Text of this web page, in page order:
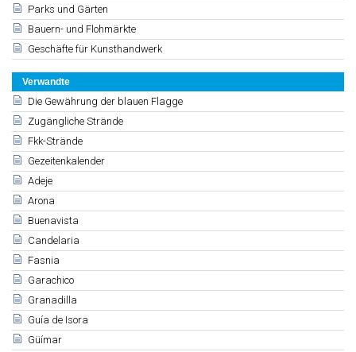
Parks und Gärten
Bauern- und Flohmärkte
Geschäfte für Kunsthandwerk
Verwandte
Die Gewährung der blauen Flagge
Zugängliche Strände
Fkk-Strände
Gezeitenkalender
Adeje
Arona
Buenavista
Candelaria
Fasnia
Garachico
Granadilla
Guía de Isora
Güímar